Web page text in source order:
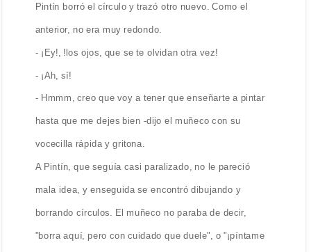
Pintín borró el círculo y trazó otro nuevo. Como el
anterior, no era muy redondo.
- ¡Ey!, !los ojos, que se te olvidan otra vez!
- ¡Ah, sí!
- Hmmm, creo que voy a tener que enseñarte a pintar
hasta que me dejes bien -dijo el muñeco con su
vocecilla rápida y gritona.
A Pintín, que seguía casi paralizado, no le pareció
mala idea, y enseguida se encontró dibujando y
borrando círculos. El muñeco no paraba de decir,
"borra aquí, pero con cuidado que duele", o "¡píntame